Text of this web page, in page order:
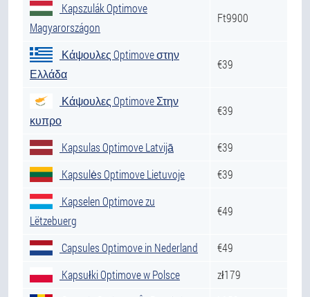
Kapszulák Optimove
Magyarországon
Ft9900
Κάψουλες Optimove στην
Ελλάδα
€39
Κάψουλες Optimove Στην
κυπρο
€39
Kapsulas Optimove Latvijā
€39
Kapsulės Optimove Lietuvoje
€39
Kapselen Optimove zu
Lëtzebuerg
€49
Capsules Optimove in Nederland
€49
Kapsułki Optimove w Polsce
zł179